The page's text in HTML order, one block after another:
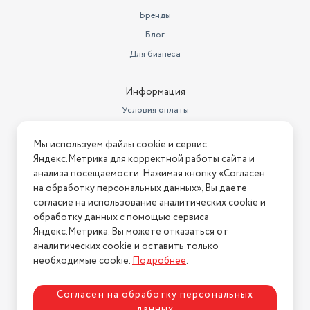
2.3
нет
Место для хранения насадок
есть
циклонная система
Отсоединяемый ручной
пылесос
есть
Дополнительно
крючок для смотки шнура
Время работы от аккумулятора
нет
Длина сетевого шнура (м)
6
Бренды
Блог
Для бизнеса
Информация
Условия оплаты
Условия возврата
Нашли ошибку на сайте? Напишите нам
2026 © Интернет-магазин "АстМаркет". У нас есть всё!
Политика конфиденциальности
Мы используем файлы cookie и сервис
Яндекс.Метрика для корректной работы сайта и
анализа посещаемости. Нажимая кнопку «Согласен
на обработку персональных данных», Вы даете
согласие на использование аналитических cookie и
обработку данных с помощью сервиса
Яндекс.Метрика. Вы можете отказаться от
аналитических cookie и оставить только
необходимые cookie.Подробнее.
Согласен на обработку персональных